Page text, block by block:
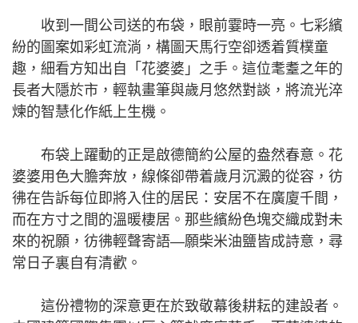
收到一間公司送的布袋，眼前霎時一亮。七彩繽
紛的圖案如彩虹流淌，構圖天馬行空卻透着質樸童
趣，細看方知出自「花婆婆」之手。這位耄耋之年的
長者大隱於市，輕執畫筆與歲月悠然對談，將流光淬
煉的智慧化作紙上生機。
布袋上躍動的正是啟德簡約公屋的盎然春意。花
婆婆用色大膽奔放，線條卻帶着歲月沉澱的從容，彷
彿在告訴每位即將入住的居民：安居不在廣廈千間，
而在方寸之間的溫暖棲居。那些繽紛色塊交織成對未
來的祝願，彷彿輕聲寄語—願柴米油鹽皆成詩意，尋
常日子裏自有清歡。
這份禮物的深意更在於致敬幕後耕耘的建設者。